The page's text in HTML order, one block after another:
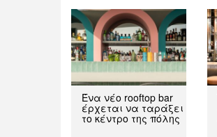
Ένα νέο rooftop bar
έρχεται να ταράξει
το κέντρο της πόλης